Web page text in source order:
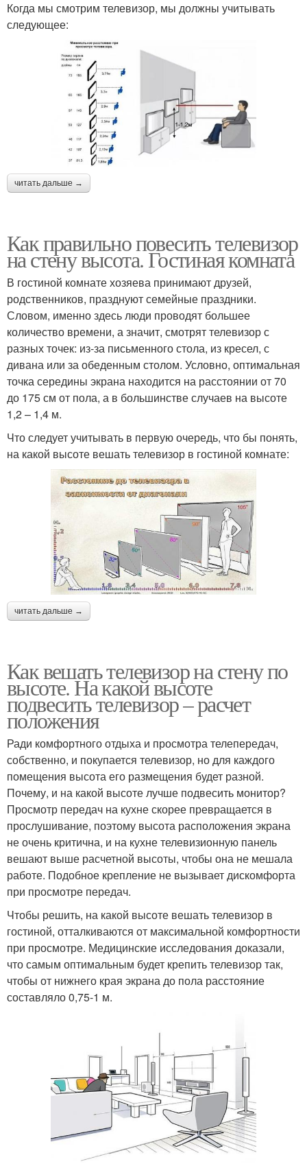
Когда мы смотрим телевизор, мы должны учитывать
следующее:
читать дальше →
Как правильно повесить телевизор
на стену высота. Гостиная комната
В гостиной комнате хозяева принимают друзей,
родственников, празднуют семейные праздники.
Словом, именно здесь люди проводят большее
количество времени, а значит, смотрят телевизор с
разных точек: из-за письменного стола, из кресел, с
дивана или за обеденным столом. Условно, оптимальная
точка середины экрана находится на расстоянии от 70
до 175 см от пола, а в большинстве случаев на высоте
1,2 – 1,4 м.
Что следует учитывать в первую очередь, что бы понять,
на какой высоте вешать телевизор в гостиной комнате:
читать дальше →
Как вешать телевизор на стену по
высоте. На какой высоте
подвесить телевизор – расчет
положения
Ради комфортного отдыха и просмотра телепередач,
собственно, и покупается телевизор, но для каждого
помещения высота его размещения будет разной.
Почему, и на какой высоте лучше подвесить монитор?
Просмотр передач на кухне скорее превращается в
прослушивание, поэтому высота расположения экрана
не очень критична, и на кухне телевизионную панель
вешают выше расчетной высоты, чтобы она не мешала
работе. Подобное крепление не вызывает дискомфорта
при просмотре передач.
Чтобы решить, на какой высоте вешать телевизор в
гостиной, отталкиваются от максимальной комфортности
при просмотре. Медицинские исследования доказали,
что самым оптимальным будет крепить телевизор так,
чтобы от нижнего края экрана до пола расстояние
составляло 0,75-1 м.